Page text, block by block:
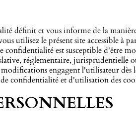
définit et vous informe de la
utilisez le présent site accessible à
est susceptible d'être
réglementaire, jurisprudentielle
engagent l'utilisateur
confidentialité et d'utilisation des